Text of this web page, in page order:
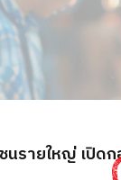
รายใหญ่ เปิด